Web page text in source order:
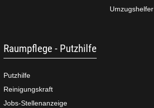
Umzugshelfer
Raumpflege - Putzhilfe
Putzhilfe
Reinigungskraft
Jobs-Stellenanzeige